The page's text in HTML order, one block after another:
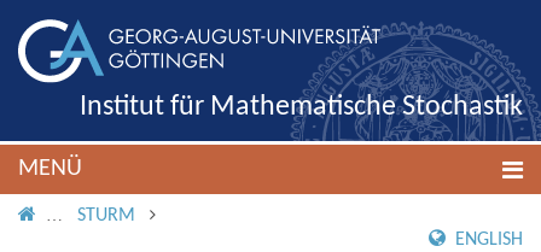
Institut für Mathematische Stochastik
MENÜ
IMS ROOT
STURM
ENGLISH